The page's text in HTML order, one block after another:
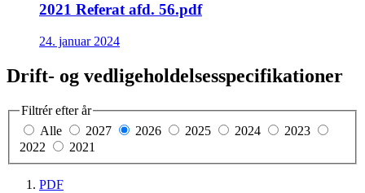
2021 Referat afd. 56.pdf
24. januar 2024
Drift- og vedligeholdelsesspecifikationer
Filtrér efter år
Alle
2027 2026 2025 2024
2023
2022
2021
PDF